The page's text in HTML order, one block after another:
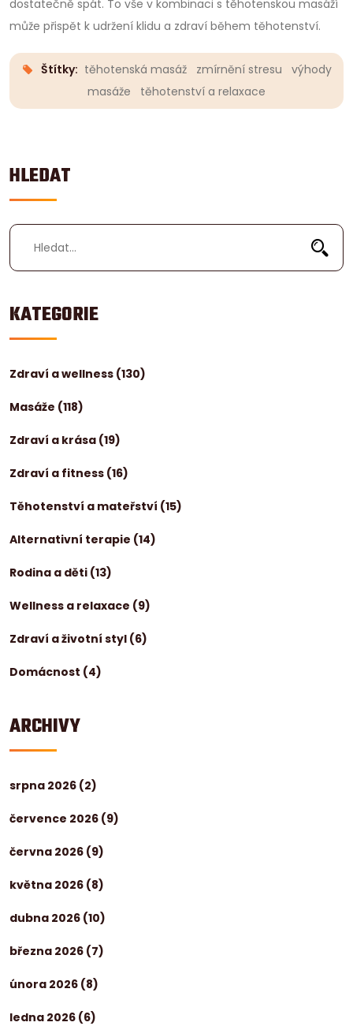
HLEDAT
KATEGORIE
Zdraví a wellness (130)
Masáže (118)
Zdraví a krása (19)
Zdraví a fitness (16)
Těhotenství a mateřství (15)
Alternativní terapie (14)
Rodina a děti (13)
Wellness a relaxace (9)
Zdraví a životní styl (6)
Domácnost (4)
ARCHIVY
srpna 2026 (2)
července 2026 (9)
června 2026 (9)
května 2026 (8)
dubna 2026 (10)
března 2026 (7)
února 2026 (8)
ledna 2026 (6)
dostatečně spát. To vše v kombinaci s těhotenskou masáží
může přispět k udržení klidu a zdraví během těhotenství.
Štítky: těhotenská masáž zmírnění stresu
výhody
masáže
těhotenství a relaxace